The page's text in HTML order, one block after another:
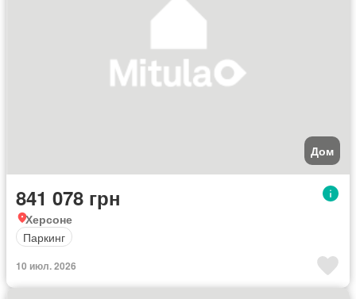
Дом
841 078 грн
Херсоне
Паркинг
10 июл. 2026